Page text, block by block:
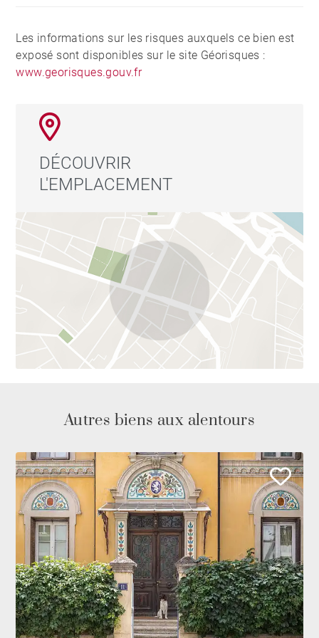
Les informations sur les risques auxquels ce bien est
exposé sont disponibles sur le site Géorisques :
www.georisques.gouv.fr
DÉCOUVRIR
L'EMPLACEMENT
Autres biens aux alentours